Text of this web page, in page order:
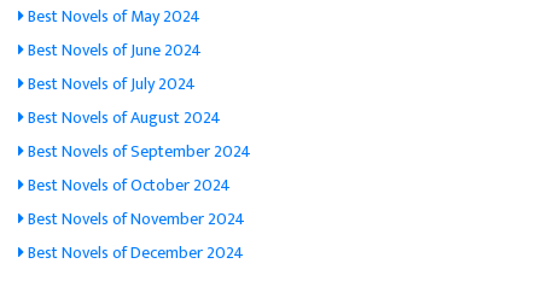
Best Novels of May 2024
Best Novels of June 2024
Best Novels of July 2024
Best Novels of August 2024
Best Novels of September 2024
Best Novels of October 2024
Best Novels of November 2024
Best Novels of December 2024